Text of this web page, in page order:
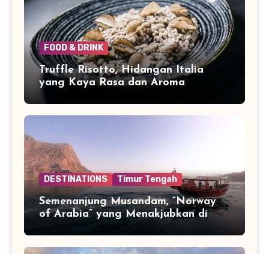
FOOD & DRINK
Truffle Risotto, Hidangan Italia
yang Kaya Rasa dan Aroma
DESTINATIONS Timur Tengah
Semenanjung Musandam, “Norway
of Arabia” yang Menakjubkan di
Ujung Jazirah Arab